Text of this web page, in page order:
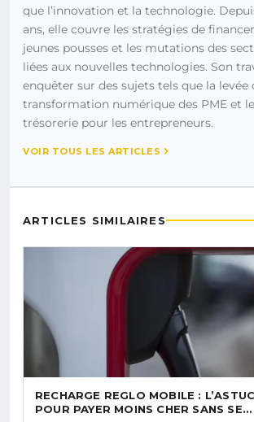
que l’innovation et la technologie.
ans, elle couvre les stratégies de
jeunes pousses et les mutations des
liées aux nouvelles technologies. Son
enquêter sur des sujets tels que la levée
transformation numérique des PME et
trésorerie pour les entrepreneurs.
VOIR TOUS LES ARTICLES
ARTICLES SIMILAIRES
RECHARGE REGLO MOBILE :
POUR PAYER MOINS CHER SANS SE…